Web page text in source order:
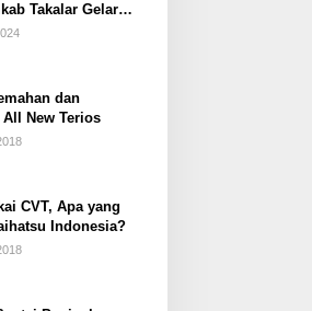
Takalar Gelar
Sepeda Hias
dan
New Terios
CVT, Apa yang
Indonesia?